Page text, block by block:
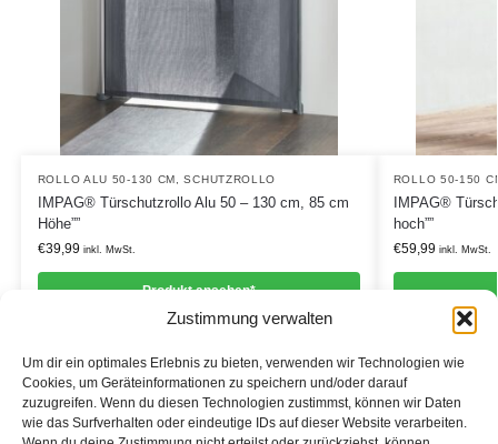
Zustimmung verwalten
Um dir ein optimales Erlebnis zu bieten, verwenden wir Technologien wie
Cookies, um Geräteinformationen zu speichern und/oder darauf
zuzugreifen. Wenn du diesen Technologien zustimmst, können wir Daten
wie das Surfverhalten oder eindeutige IDs auf dieser Website verarbeiten.
ROLLO ALU 50-130 CM ,SCHUTZROLLO
IMPAG® Türschutzrollo Alu 50 – 130 cm, 85 cm
Höhe””
€39,99 inkl. MwSt.
Produkt ansehen*
ROLLO 50-150
IMPAG®
hoch””
€59,99 inkl. MwSt.
Informationen